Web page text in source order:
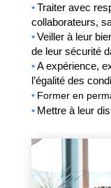
•Traiter avec
collaborateurs,
•Veiller à leur
de leur sécurité
•A expérience,
l’égalité des
•Former en
•Mettre à leur